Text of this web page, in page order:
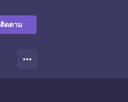
ติดตาม
more_horiz